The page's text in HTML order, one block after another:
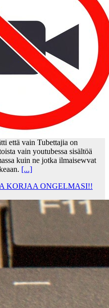
että vain Tubettajia on
vain youtubessa sisältöä
kuin ne jotka ilmaisewvat
[...]
KORJAA ONGELMASI!!